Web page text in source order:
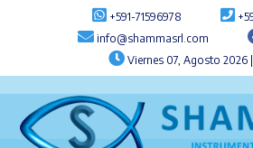
+591-71596978
info@shammasrl.com
Viernes 07, Agosto 2026 |